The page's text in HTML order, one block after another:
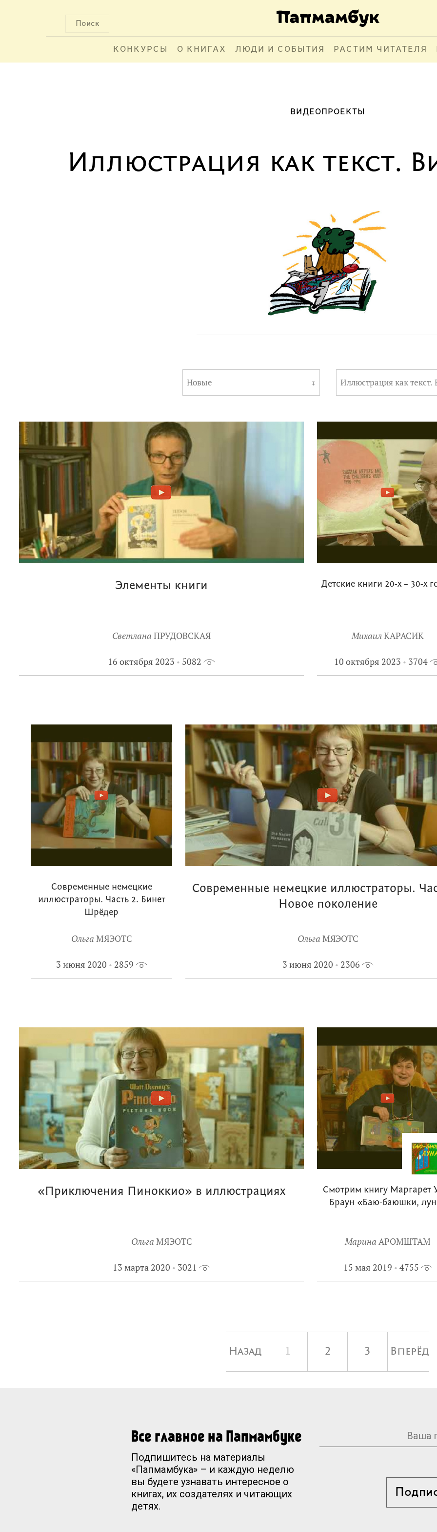
Поиск
КОНКУРСЫ О КНИГАХ ЛЮДИ И СОБЫТИЯ РАСТИМ ЧИТАТЕЛЯ
ВИДЕОПРОЕКТЫ
Иллюстрация как текст.
Новые ↧ Иллюстрация как текст.
Элементы книги
Светлана ПРУДОВСКАЯ
16 октября 2023 5082
Детские книги 20-х – 30-х
МихаилКАРАСИК
10 октября 2023 3704
Современные немецкие
иллюстраторы. Часть 2. Бинет
Шрёдер
Ольга МЯЭОТС
3 июня 2020 2859
Современные немецкие иллюстраторы.
Новое поколение
Ольга МЯЭОТС
3 июня 2020 2306
«Приключения Пиноккио» в иллюстрациях
Ольга МЯЭОТС
13 марта 2020 3021
Смотрим книгу Маргарет
Браун «Баю-баюшки,
Марина АРОМШТАМ
15 мая 2019 4755
Назад 1 2 3 Вперёд
Все главное на Папмамбуке
Подпишитесь на материалы
«Папмамбука» – и каждую неделю
вы будете узнавать интересное о
книгах, их создателях и читающих
детях.